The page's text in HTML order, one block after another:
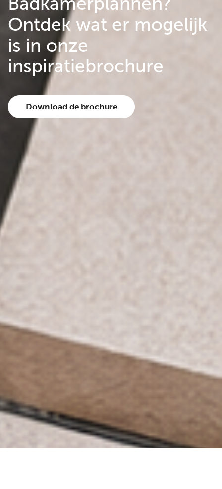
Ontdek wat er mogelijk
is in onze
inspiratiebrochure
Download de brochure